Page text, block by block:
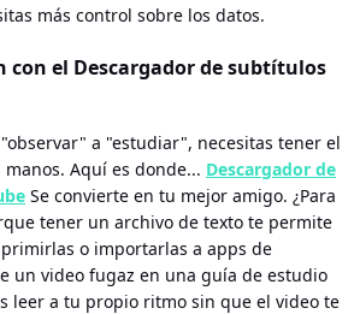
más control sobre los datos.
con el Descargador de subtítulos
a "estudiar", necesitas tener el
Aquí es donde... Descargador de
Se convierte en tu mejor amigo. ¿Para
tener un archivo de texto te permite
o importarlas a apps de
un video fugaz en una guía de estudio
leer a tu propio ritmo sin que el video te